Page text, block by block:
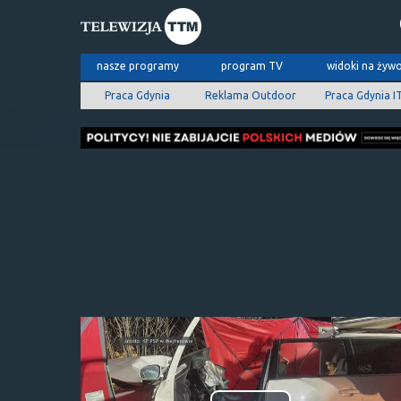
nasze programy program TV widoki na
Praca Gdynia Reklama Outdoor Praca Gdynia